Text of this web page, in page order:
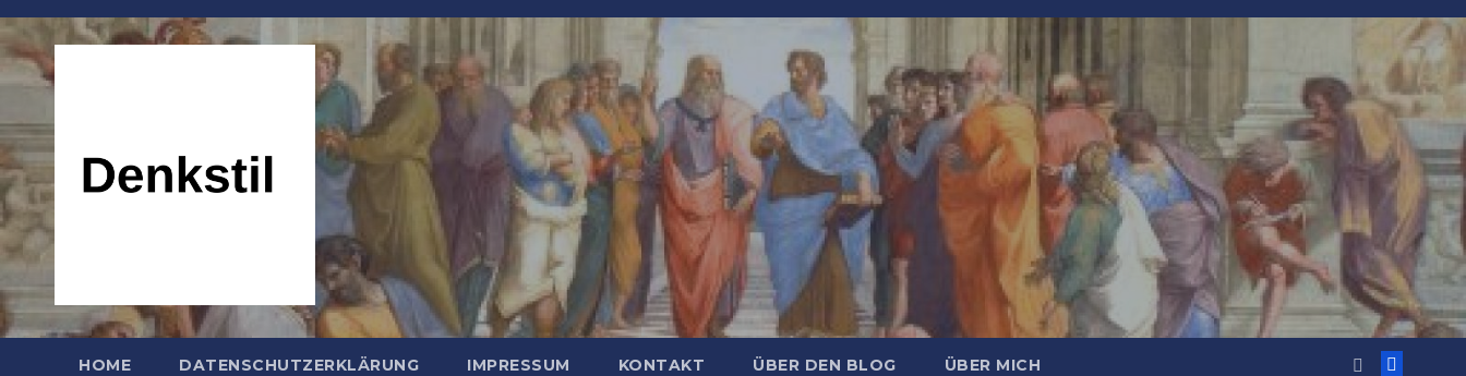
Zum
Inhalt
springen
HOME DATENSCHUTZERKLÄRUNG IMPRESSUM KONTAKT ÜBER DEN BLOG ÜBER MICH